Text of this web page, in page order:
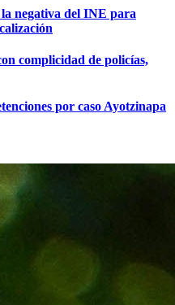
negativa del INE para
complicidad de policías,
por caso Ayotzinapa